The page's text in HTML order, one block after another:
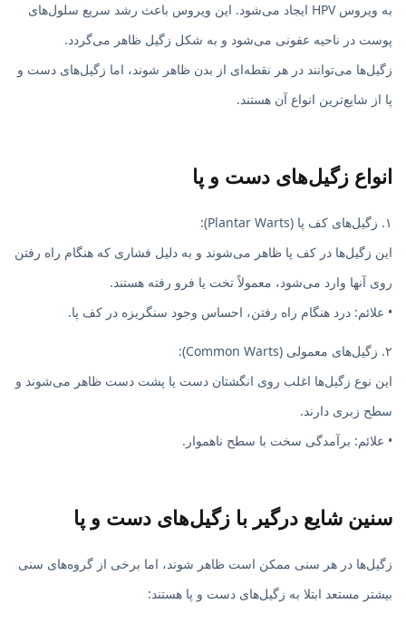
به ویروس HPV ایجاد می‌شود. این ویروس باعث رشد سریع سلول‌های
پوست در ناحیه عفونی می‌شود و به شکل زگیل ظاهر می‌گردد.
زگیل‌ها می‌توانند در هر نقطه‌ای از بدن ظاهر شوند، اما زگیل‌های دست و
پا از شایع‌ترین انواع آن هستند.
انواع زگیل‌های دست و پا
۱. زگیل‌های کف پا (Plantar Warts):
این زگیل‌ها در کف پا ظاهر می‌شوند و به دلیل فشاری که هنگام راه رفتن
روی آنها وارد می‌شود، معمولاً تخت یا فرو رفته هستند.
• علائم: درد هنگام راه رفتن، احساس وجود سنگریزه در کف پا.
۲. زگیل‌های معمولی (Common Warts):
این نوع زگیل‌ها اغلب روی انگشتان دست یا پشت دست ظاهر می‌شوند و
سطح زبری دارند.
• علائم: برآمدگی سخت با سطح ناهموار.
سنین شایع درگیر با زگیل‌های دست و پا
زگیل‌ها در هر سنی ممکن است ظاهر شوند، اما برخی از گروه‌های سنی
بیشتر مستعد ابتلا به زگیل‌های دست و پا هستند: